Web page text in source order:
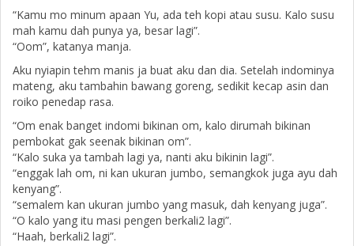
“Kamu mo minum apaan Yu, ada teh kopi atau susu. Kalo susu
mah kamu dah punya ya, besar lagi”.
“Oom”, katanya manja.
Aku nyiapin tehm manis ja buat aku dan dia. Setelah indominya
mateng, aku tambahin bawang goreng, sedikit kecap asin dan
roiko penedap rasa.
“Om enak banget indomi bikinan om, kalo dirumah bikinan
pembokat gak seenak bikinan om”.
“Kalo suka ya tambah lagi ya, nanti aku bikinin lagi”.
“enggak lah om, ni kan ukuran jumbo, semangkok juga ayu dah
kenyang”.
“semalem kan ukuran jumbo yang masuk, dah kenyang juga”.
“O kalo yang itu masi pengen berkali2 lagi”.
“Haah, berkali2 lagi”.